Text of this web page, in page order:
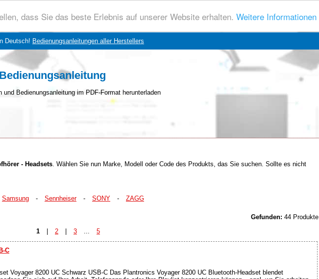
dass Sie das beste Erlebnis auf unserer Website erhalten. Weitere Informationen
Deutsch! Bedienungsanleitungen aller Herstellers
und Bedienungsanleitung im PDF-Format herunterladen
- Headsets . Wählen Sie nun Marke, Modell oder Code des Produkts, das Sie suchen. Sollte es nicht
Samsung - Sennheiser - SONY - ZAGG
Gefunden: 44 Produkte
1
| 2 | 3 5
C
Voyager 8200 UC Schwarz USB-C Das Plantronics Voyager 8200 UC Bluetooth-Headset blendet